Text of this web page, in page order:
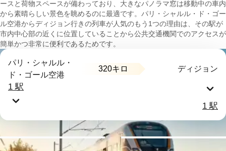
ースと荷物スペースが備わっており、大きなパノラマ窓は移動中の車内
から素晴らしい景色を眺めるのに最適です。パリ・シャルル・ド・ゴー
ル空港からディジョン行きの列車が人気のもう1つの理由は、その駅が
市内中心部の近くに位置していることから公共交通機関でのアクセスが
簡単かつ非常に便利であるためです。
パリ・シャルル・
ド・ゴール空港
320キロ ディジョン
1 駅
1 駅